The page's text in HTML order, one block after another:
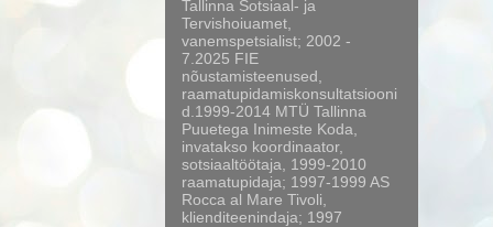
Tallinna Sotsiaal- ja
Tervishoiuamet,
vanemspetsialist; 2002 -
7.2025 FIE
nõustamisteenused,
raamatupidamiskonsultatsiooni
d.1999-2014 MTÜ Tallinna
Puuetega Inimeste Koda,
invatakso koordinaator,
sotsiaaltöötaja, 1999-2010
raamatupidaja; 1997-1999 AS
Rocca al Mare Tivoli,
klienditeenindaja; 1997